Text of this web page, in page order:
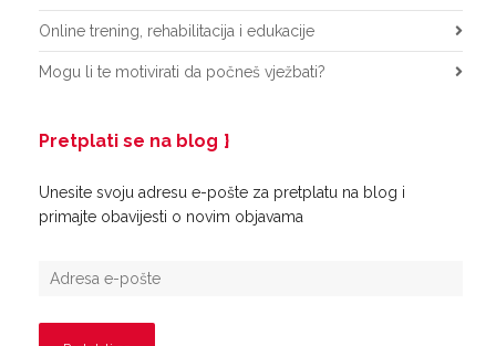
Online trening, rehabilitacija i edukacije
Mogu li te motivirati da počneš vježbati?
Pretplati se na blog
Unesite svoju adresu e-pošte za pretplatu na blog i
primajte obavijesti o novim objavama